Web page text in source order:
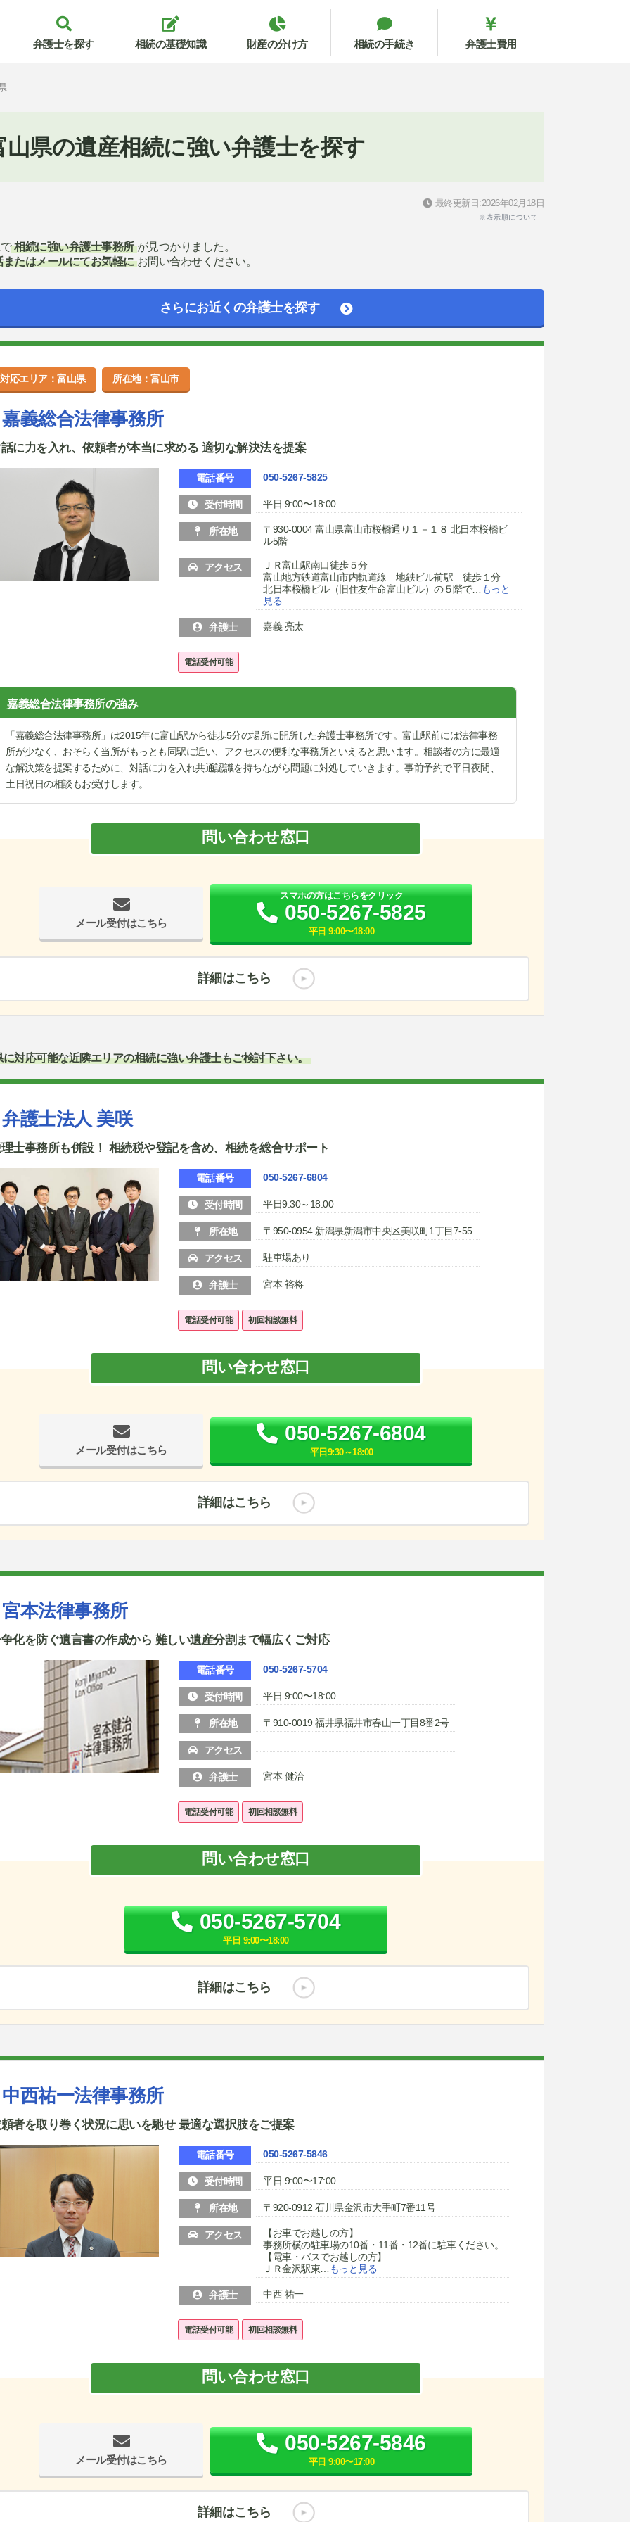
弁護士を探す 相続の基礎知識 財産の分け方 相続の手続き 弁護士費用
山県の遺産相続に強い弁護士を探す
最終更新日:2026年02月18日
※表示順について
相続に強い弁護士事務所 が見つかりました。
またはメールにてお気軽に お問い合わせください。
さらにお近くの弁護士を探す
対応エリア：富山県 所在地：富山市
嘉義総合法律事務所
に力を入れ、依頼者が本当に求める 適切な解決法を提案
電話番号 050-5267-5825
受付時間 平日 9:00〜18:00
所在地
〒930-0004 富山県富山市桜橋通り１－１８ 北日本桜橋ビ
ル5階
アクセス
ＪＲ富山駅南口徒歩５分
富山地方鉄道富山市内軌道線 地鉄ビル前駅 徒歩１分
北日本桜橋ビル（旧住友生命富山ビル）の５階で…
もっと
見る
弁護士 嘉義 亮太
電話受付可能
嘉義総合法律事務所の強み
「嘉義総合法律事務所」は2015年に富山駅から徒歩5分の場所に開所した弁護士事務所です。富山駅前には法律事務
所が少なく、おそらく当所がもっとも同駅に近い、アクセスの便利な事務所といえると思います。相談者の方に最適
な解決策を提案するために、対話に力を入れ共通認識を持ちながら問題に対処していきます。事前予約で平日夜間、
土日祝日の相談もお受けします。
問い合わせ窓口
メール受付はこちら
スマホの方はこちらをクリック
050-5267-5825
平日 9:00〜18:00
詳細はこちら
に対応可能な近隣エリアの相続に強い弁護士もご検討下さい。
弁護士法人 美咲
士事務所も併設！ 相続税や登記を含め、相続を総合サポート
電話番号 050-5267-6804
受付時間 平日9:30～18:00
所在地 〒950-0954 新潟県新潟市中央区美咲町1丁目7-55
アクセス 駐車場あり
弁護士 宮本 裕将
電話受付可能 初回相談無料
問い合わせ窓口
メール受付はこちら
050-5267-6804
平日9:30～18:00
詳細はこちら
宮本法律事務所
化を防ぐ遺言書の作成から 難しい遺産分割まで幅広くご対応
電話番号 050-5267-5704
受付時間 平日 9:00〜18:00
所在地 〒910-0019 福井県福井市春山一丁目8番2号
アクセス
弁護士 宮本 健治
電話受付可能 初回相談無料
問い合わせ窓口
050-5267-5704
平日 9:00〜18:00
詳細はこちら
中西祐一法律事務所
者を取り巻く状況に思いを馳せ 最適な選択肢をご提案
電話番号 050-5267-5846
受付時間 平日 9:00〜17:00
所在地 〒920-0912 石川県金沢市大手町7番11号
アクセス
【お車でお越しの方】
事務所横の駐車場の10番・11番・12番に駐車ください。
【電車・バスでお越しの方】
ＪＲ金沢駅東
もっと見る
弁護士 中西 祐一
電話受付可能 初回相談無料
問い合わせ窓口
メール受付はこちら
050-5267-5846
平日 9:00〜17:00
詳細はこちら